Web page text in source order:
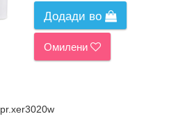
Додади во
Омилени
pr.xer3020w